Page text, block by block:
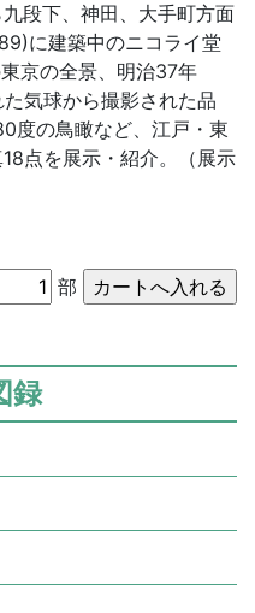
段下、神田、大手町方面
に建築中のニコライ堂
京の全景、明治37年
気球から撮影された品
度の鳥瞰など、江戸・東
点を展示・紹介。（展示
部
録